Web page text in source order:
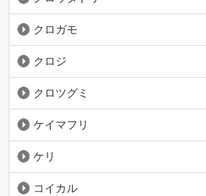
クロガモ
クロジ
クロツグミ
ケイマフリ
ケリ
コイカル